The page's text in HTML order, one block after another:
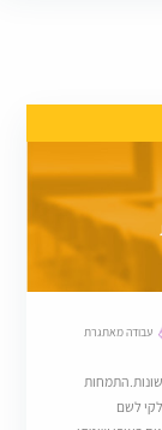
מאתגרת